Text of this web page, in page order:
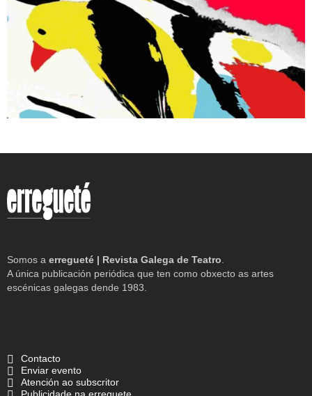
Somos a erregueté | Revista Galega de Teatro
A única publicación periódica que ten como obxecto as artes
escénicas galegas dende 1983.
Contacto
Enviar evento
Atención ao subscritor
Publicidade na erreguete